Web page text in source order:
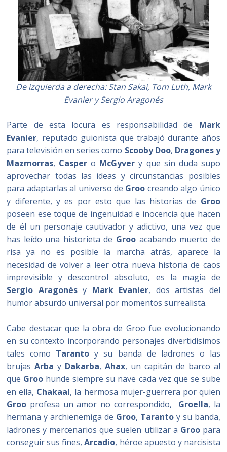
De izquierda a derecha: Stan Sakai, Tom Luth, Mark
Evanier y Sergio Aragonés
Parte de esta locura es responsabilidad de Mark
Evanier, reputado guionista que trabajó durante años
para televisión en series como Scooby Doo, Dragones y
Mazmorras, Casper o McGyver y que sin duda supo
aprovechar todas las ideas y circunstancias posibles
para adaptarlas al universo de Groo creando algo único
y diferente, y es por esto que las historias de Groo
poseen ese toque de ingenuidad e inocencia que hacen
de él un personaje cautivador y adictivo, una vez que
has leído una historieta de Groo acabando muerto de
risa ya no es posible la marcha atrás, aparece la
necesidad de volver a leer otra nueva historia de caos
imprevisible y descontrol absoluto, es la magia de
Sergio Aragonésy Mark Evanier, dos artistas del
humor absurdo universal por momentos surrealista.
Cabe destacar que la obra de Groo fue evolucionando
en su contexto incorporando personajes divertidísimos
tales como Taranto y su banda de ladrones o las
brujas Arba y Dakarba,Ahax, un capitán de barco al
que Groo hunde siempre su nave cada vez que se sube
en ella, Chakaal, la hermosa mujer-guerrera por quien
Groo profesa un amor no correspondido, Groella, la
hermana y archienemiga de Groo, Tarantoy su banda,
ladrones y mercenarios que suelen utilizar a Groopara
conseguir sus fines,Arcadio, héroe apuesto y narcisista